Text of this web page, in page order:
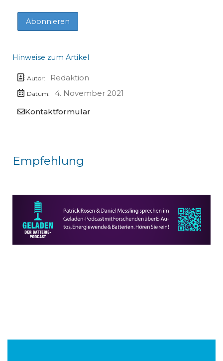
Hinweise zum Artikel
Autor: Redaktion
Datum:
4. November 2021
Kontaktformular
Empfehlung